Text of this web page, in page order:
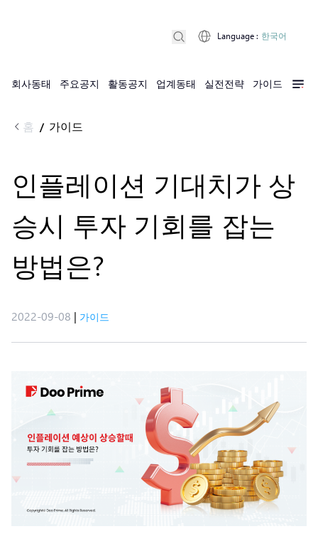
회사동태 주요공지 활동공지 업계동태 실전전략 가이드
Language : 한국어
홈 / 가이드
인플레이션 기대치가 상
승시 투자 기회를 잡는
방법은?
2022-09-08 | 가이드